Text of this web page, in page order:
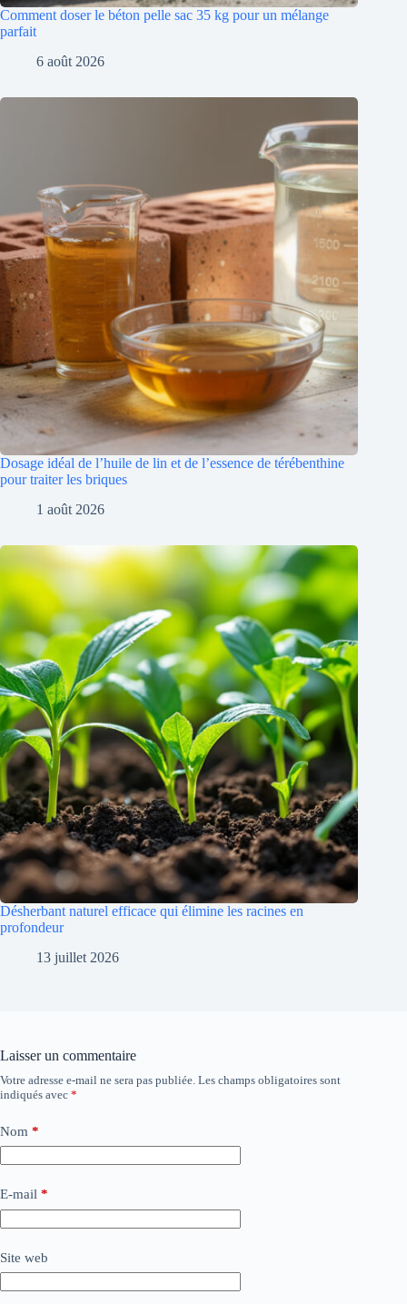
Comment doser le béton pelle sac 35 kg pour un mélange
parfait
6 août 2026
Dosage idéal de l’huile de lin et de l’essence de térébenthine
pour traiter les briques
1 août 2026
Désherbant naturel efficace qui élimine les racines en
profondeur
13 juillet 2026
Laisser un commentaire
Votre adresse e-mail ne sera pas publiée. Les champs obligatoires sont
indiqués avec *
Nom *
E-mail *
Site web